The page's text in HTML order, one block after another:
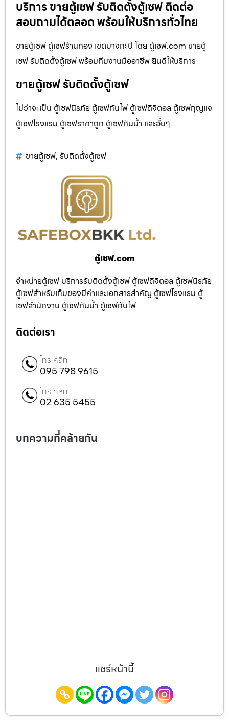
บริการ ขายตู้เซฟ รับติดตั้งตู้เซฟ ติดต่อ
สอบถามได้ตลอด พร้อมให้บริการทั่วไทย
ขายตู้เซฟ ตู้เซฟร้านทอง เขตบางกะปิ โดย ตู้เซฟ.com ขายตู้
เซฟ รับติดตั้งตู้เซฟ พร้อมทีมงานมืออาชีพ ยินดีให้บริการ
ขายตู้เซฟ รับติดตั้งตู้เซฟ
ไม่ว่าจะเป็น ตู้เซฟนิรภัย ตู้เซฟกันไฟ ตู้เซฟดิจิตอล ตู้เซฟกุญแจ
ตู้เซฟโรงแรม ตู้เซฟราคาถูก ตู้เซฟกันน้ำ และอื่นๆ
ขายตู้เซฟ, รับติดตั้งตู้เซฟ
ตู้เซฟ.com
จำหน่ายตู้เซฟ บริการรับติดตั้งตู้เซฟ ตู้เซฟดิจิตอล ตู้เซฟนิรภัย
ตู้เซฟสำหรับเก็บของมีค่าและเอกสารสำคัญ ตู้เซฟโรงแรม ตู้
เซฟสำนักงาน ตู้เซฟกันน้ำ ตู้เซฟกันไฟ
ติดต่อเรา
โทร คลิก
095 798 9615
โทร คลิก
02 635 5455
บทความที่คล้ายกัน
แชร์หน้านี้